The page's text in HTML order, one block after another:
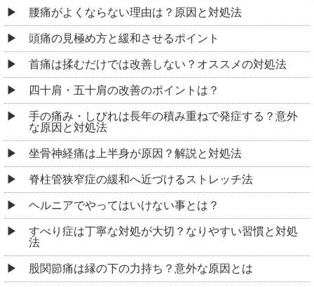
腰痛がよくならない理由は？原因と対処法
頭痛の見極め方と緩和させるポイント
首痛は揉むだけでは改善しない？オススメの対処法
四十肩・五十肩の改善のポイントは？
手の痛み・しびれは長年の積み重ねで発症する？意外
な原因と対処法
坐骨神経痛は上半身が原因？解説と対処法
脊柱管狭窄症の緩和へ近づけるストレッチ法
ヘルニアでやってはいけない事とは？
すべり症は丁寧な対処が大切？なりやすい習慣と対処
法
股関節痛は縁の下の力持ち？意外な原因とは